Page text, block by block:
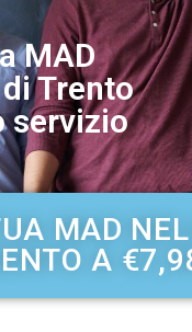
MAD
Trento
servizio
MAD
A